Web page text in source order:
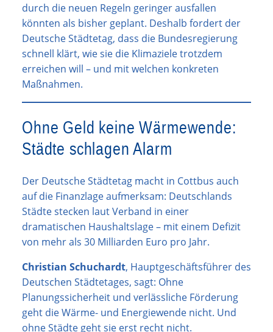
durch die neuen Regeln geringer ausfallen
könnten als bisher geplant. Deshalb fordert der
Deutsche Städtetag, dass die Bundesregierung
schnell klärt, wie sie die Klimaziele trotzdem
erreichen will – und mit welchen konkreten
Maßnahmen.
Ohne Geld keine Wärmewende:
Städte schlagen Alarm
Der Deutsche Städtetag macht in Cottbus auch
auf die Finanzlage aufmerksam: Deutschlands
Städte stecken laut Verband in einer
dramatischen Haushaltslage – mit einem Defizit
von mehr als 30 Milliarden Euro pro Jahr.
Christian Schuchardt, Hauptgeschäftsführer des
Deutschen Städtetages, sagt: Ohne
Planungssicherheit und verlässliche Förderung
geht die Wärme- und Energiewende nicht. Und
ohne Städte geht sie erst recht nicht.